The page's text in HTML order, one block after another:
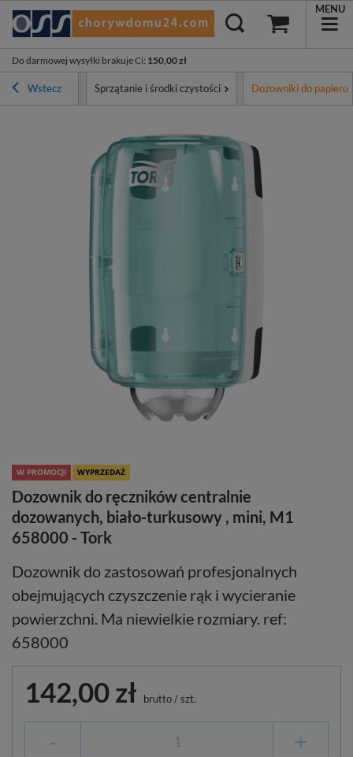
Do darmowej wysyłki brakuje Ci: 150,00 zł
MENU
Wstecz
Asortyment Sprzątanie i środki czystości Dozowniki do papieru
W PROMOCJI WYPRZEDAŻ
Dozownik do ręczników centralnie
dozowanych, biało-turkusowy , mini, M1
658000 - Tork
Dozownik do zastosowań profesjonalnych
obejmujących czyszczenie rąk i wycieranie
powierzchni. Ma niewielkie rozmiary. ref:
658000
142,00 zł brutto/szt.
- +